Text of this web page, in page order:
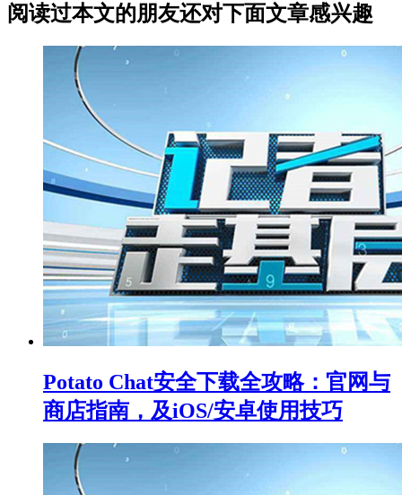
阅读过本文的朋友还对下面文章感兴趣
Potato Chat安全下载全攻略：官网与
商店指南，及iOS/安卓使用技巧